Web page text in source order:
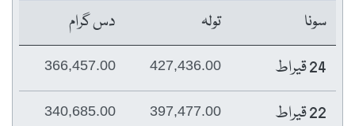
سونا
تولہ
دس گرام
24 قیراط
427,436.00
366,457.00
22 قیراط 397,477.00
340,685.00